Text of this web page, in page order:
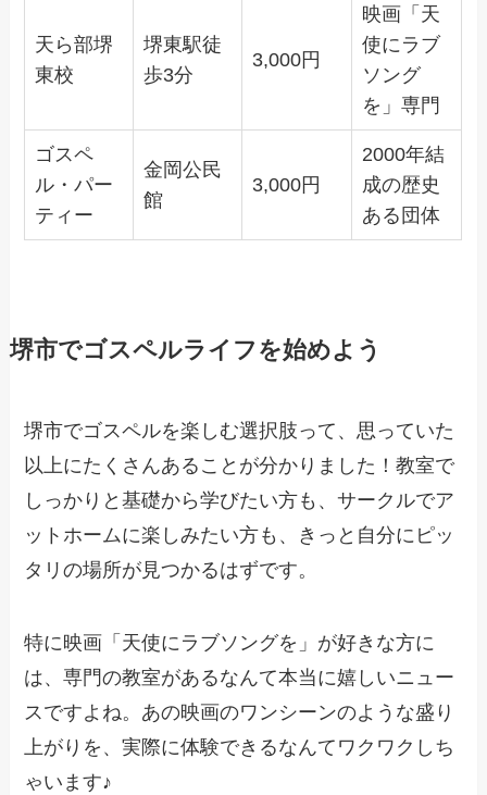
天ら部堺
東校
堺東駅徒
歩3分
3,000円
映画「天
使にラブ
ソング
を」専門
ゴスペ
ル・パー
ティー
金岡公民
館
3,000円
2000年結
成の歴史
ある団体
堺市でゴスペルライフを始めよう
堺市でゴスペルを楽しむ選択肢って、思っていた
以上にたくさんあることが分かりました！教室で
しっかりと基礎から学びたい方も、サークルでア
ットホームに楽しみたい方も、きっと自分にピッ
タリの場所が見つかるはずです。
特に映画「天使にラブソングを」が好きな方に
は、専門の教室があるなんて本当に嬉しいニュー
スですよね。あの映画のワンシーンのような盛り
上がりを、実際に体験できるなんてワクワクしち
ゃいます♪